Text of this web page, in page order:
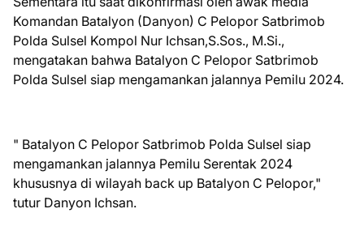
Komandan Batalyon (Danyon) C Pelopor Satbrimob
Polda Sulsel Kompol Nur Ichsan,S.Sos., M.Si.,
mengatakan bahwa Batalyon C Pelopor Satbrimob
Polda Sulsel siap mengamankan jalannya Pemilu 2024.
" Batalyon C Pelopor Satbrimob Polda Sulsel siap
mengamankan jalannya Pemilu Serentak 2024
khususnya di wilayah back up Batalyon C Pelopor,"
tutur Danyon Ichsan.